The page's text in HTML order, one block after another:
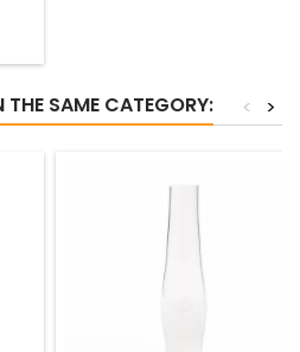
THE SAME CATEGORY: >
<